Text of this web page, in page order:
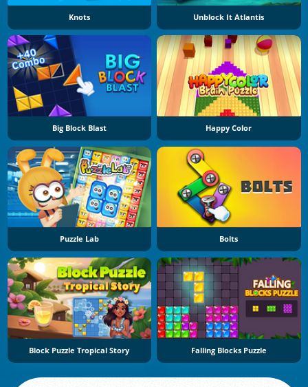
Knots Unblock It Atlantis
Big Block Blast Happy Color
Puzzle Lab Bolts
Block Puzzle Tropical Story Falling Blocks Puzzle